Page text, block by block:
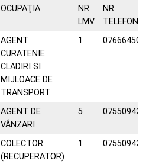
OCUPAŢIA
NR.
LMV
NR.
TELEFON
AGENT
CURATENIE
CLADIRI SI
MIJLOACE DE
TRANSPORT
1
AGENT DE
VÂNZARI
5
COLECTOR
(RECUPERATOR)
1